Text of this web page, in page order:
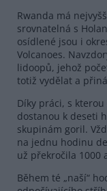
Rwanda má
srovnatelná s
osídlené jsou i
Volcanoes.
lidoopů, jehož
totiž vydělat a
Díky práci, s
dostanou k deseti
skupinám goril.
na jednu hodinu
už překročila 1000
Během té „naší“